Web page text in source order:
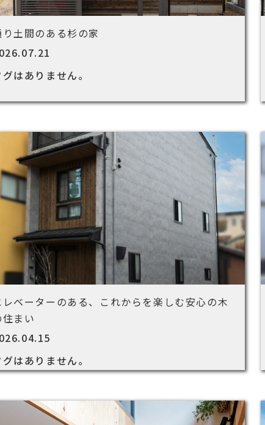
り土間のある杉の家
はありません。
レベーターのある、これからを楽しむ安心の木
まい
はありません。